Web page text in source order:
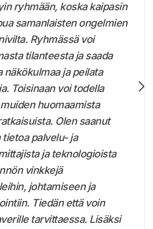
ryhmään, koska kaipasin
samanlaisten ongelmien
Ryhmässä voi
tilanteesta ja saada
näkökulmaa ja peilata
Toisinaan voi todella
huomaamista
Olen saanut
palvelu- ja
ja teknologioista
vinkkejä
johtamiseen ja
Tiedän että voin
tarvittaessa. Lisäksi